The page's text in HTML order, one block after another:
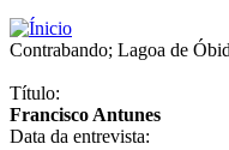
Contrabando; Lagoa de
Título:
Francisco Antunes
Data da entrevista: